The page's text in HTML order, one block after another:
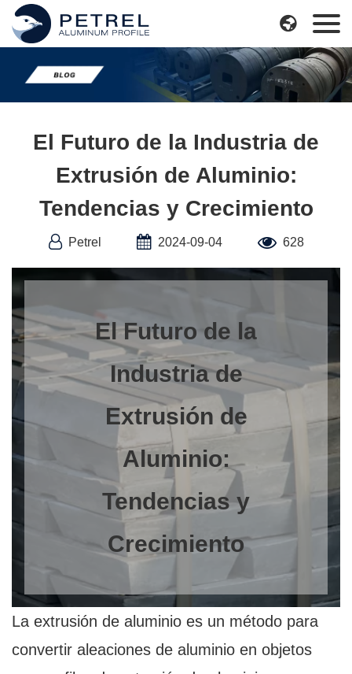
Skip
content

El Futuro de la Industria de
Extrusión de Aluminio:
Tendencias y Crecimiento
Petrel 2024-09-04 628
El Futuro de la
Industria de
Extrusión de
Aluminio:
Tendencias y
Crecimiento
La extrusión de aluminio es un método para
convertir aleaciones de aluminio en objetos